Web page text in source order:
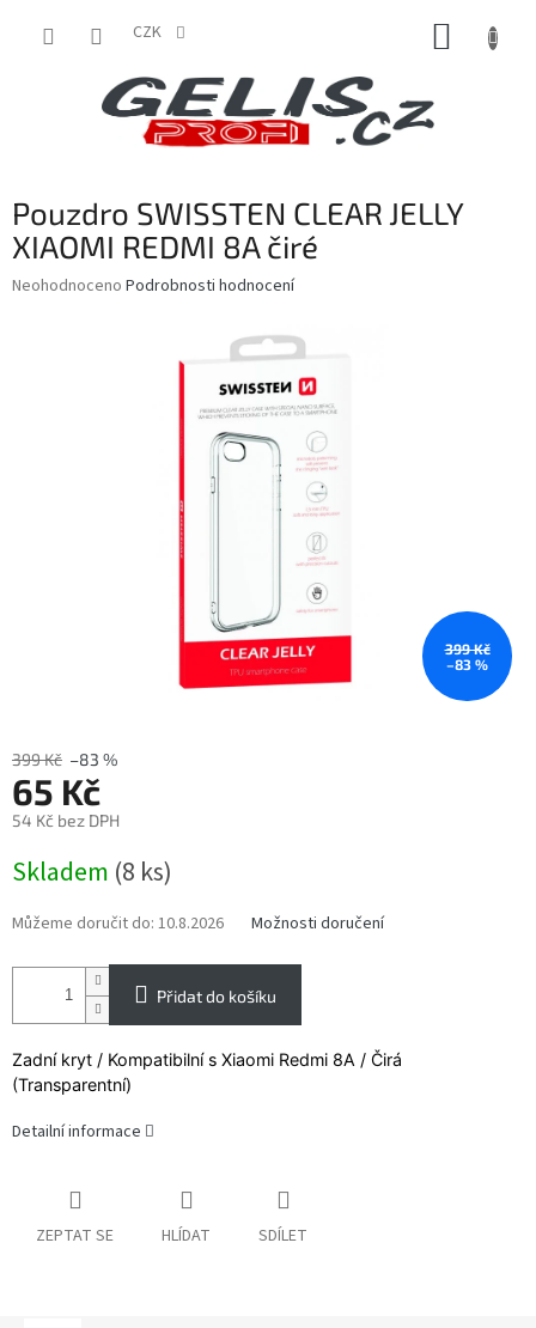
CZK
Pouzdro SWISSTEN CLEAR JELLY
XIAOMI REDMI 8A čiré
Průměrné
Neohodnoceno Podrobnosti hodnocení
399 Kč
–83 %
399 Kč –83 %
65 Kč
54 Kč bez DPH
cena:
Skladem (8 ks)
Můžeme doručit do: 10.8.2026 Možnosti doručení
Přidat do košíku
Zadní kryt / Kompatibilní s Xiaomi Redmi 8A / Čirá
(Transparentní)
Detailní informace
ZEPTAT SE HLÍDAT SDÍLET